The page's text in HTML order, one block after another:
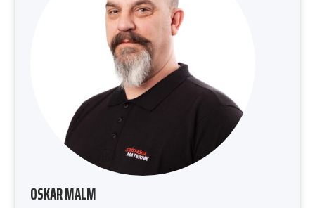
OSKAR MALM